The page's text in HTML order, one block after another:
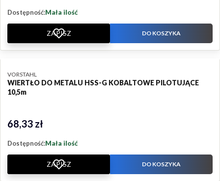
Dostępność:Mała ilość
ZAPISZ DO KOSZYKA
WIERTŁO DO METALU HSS-G KOBALTOWE PILOTUJĄCE
10,5m
PRODUCENT
VORSTAHL
Cena
68,33 zł
Dostępność:Mała ilość
ZAPISZ DO KOSZYKA